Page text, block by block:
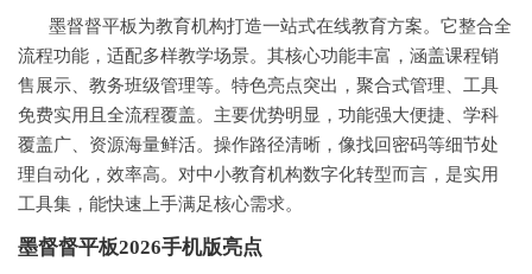
墨督督平板为教育机构打造一站式在线教育方案。它整合全
流程功能，适配多样教学场景。其核心功能丰富，涵盖课程销
售展示、教务班级管理等。特色亮点突出，聚合式管理、工具
免费实用且全流程覆盖。主要优势明显，功能强大便捷、学科
覆盖广、资源海量鲜活。操作路径清晰，像找回密码等细节处
理自动化，效率高。对中小教育机构数字化转型而言，是实用
工具集，能快速上手满足核心需求。
墨督督平板2026手机版亮点